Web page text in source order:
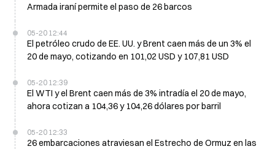
Armada iraní permite el paso de 26 barcos
05-20 12:44
El petróleo crudo de EE. UU. y Brent caen más de un 3% el
20 de mayo, cotizando en 101,02 USD y 107,81 USD
05-20 12:39
El WTI y el Brent caen más de 3% intradía el 20 de mayo,
ahora cotizan a 104,36 y 104,26 dólares por barril
05-20 12:33
26 embarcaciones atraviesan el Estrecho de Ormuz en las